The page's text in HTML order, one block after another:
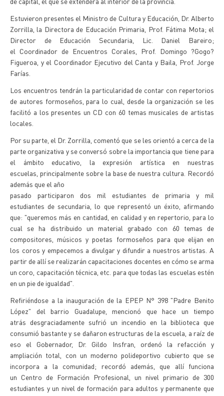
Estuvieron presentes el Ministro de Cultura y Educación, Dr. Alberto
Zorrilla, la Directora de Educación Primaria, Prof. Fátima Mota; el
Director de Educación Secundaria, Lic. Daniel Bareiro;
el Coordinador de Encuentros Corales, Prof. Domingo ?Gogo?
Figueroa, y el Coordinador Ejecutivo del Canta y Baila, Prof. Jorge
Farías.
Los encuentros tendrán la particularidad de contar con repertorios
de autores formoseños, para lo cual, desde la organización se les
facilitó a los presentes un CD con 60 temas musicales de artistas
locales.
Por su parte, el Dr. Zorrilla, comentó que se les orientó a cerca de la
parte organizativa y se conversó sobre la importancia que tiene para
el ámbito educativo, la expresión artística en nuestras
escuelas, principalmente sobre la base de nuestra cultura. Recordó
además que el año
pasado participaron dos mil estudiantes de primaria y mil
estudiantes de secundaria, lo que representó un éxito, afirmando
que: "queremos más en cantidad, en calidad y en repertorio, para lo
cual se ha distribuido un material grabado con 60 temas de
compositores, músicos y poetas formoseños para que elijan en
los coros y empecemos a divulgar y difundir a nuestros artistas. A
partir de allí se realizarán capacitaciones docentes en cómo se arma
un coro, capacitación técnica, etc. para que todas las escuelas estén
en un pie de igualdad".
Refiriéndose a la inauguración de la EPEP N° 398 "Padre Benito
López" del barrio Guadalupe, mencionó que hace un tiempo
atrás desgraciadamente sufrió un incendio en la biblioteca que
consumió bastante y se dañaron estructuras de la escuela, a raíz de
eso el Gobernador, Dr. Gildo Insfran, ordenó la refacción y
ampliación total, con un moderno polideportivo cubierto que se
incorpora a la comunidad; recordó además, que allí funciona
un Centro de Formación Profesional, un nivel primario de 300
estudiantes y un nivel de formación para adultos y permanente que